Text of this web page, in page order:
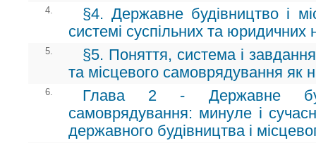
4.
§4. Державне будівництво і
системі суспільних та юридичних
5.
§5. Поняття, система і
та місцевого самоврядування як
6.
Глава 2 - Державне
самоврядування: минуле і
державного будівництва і